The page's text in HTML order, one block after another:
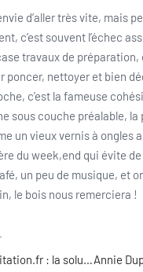
d’aller très vite, mais
c’est souvent l’échec
travaux de préparation,
poncer, nettoyer et bien
c’est la fameuse
sous couche préalable,
un vieux vernis à ongles
du week,end qui évite
un peu de musique, et
le bois nous remerciera !
Permishabitation.fr : la solution pour réussir vos dossiers d’urbanisme sans erreurs ?